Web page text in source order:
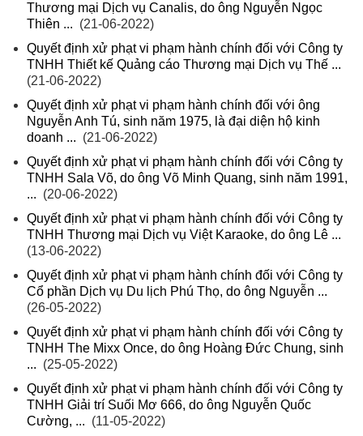
Thương mại Dịch vụ Canalis, do ông Nguyễn Ngọc
Thiên ... (21-06-2022)
Quyết định xử phạt vi phạm hành chính đối với Công ty
TNHH Thiết kế Quảng cáo Thương mại Dịch vụ Thế ...
(21-06-2022)
Quyết định xử phạt vi phạm hành chính đối với ông
Nguyễn Anh Tú, sinh năm 1975, là đại diện hộ kinh
doanh ... (21-06-2022)
Quyết định xử phạt vi phạm hành chính đối với Công ty
TNHH Sala Võ, do ông Võ Minh Quang, sinh năm 1991,
... (20-06-2022)
Quyết định xử phạt vi phạm hành chính đối với Công ty
TNHH Thương mại Dịch vụ Việt Karaoke, do ông Lê ...
(13-06-2022)
Quyết định xử phạt vi phạm hành chính đối với Công ty
Cổ phần Dịch vụ Du lịch Phú Thọ, do ông Nguyễn ...
(26-05-2022)
Quyết định xử phạt vi phạm hành chính đối với Công ty
TNHH The Mixx Once, do ông Hoàng Đức Chung, sinh
... (25-05-2022)
Quyết định xử phạt vi phạm hành chính đối với Công ty
TNHH Giải trí Suối Mơ 666, do ông Nguyễn Quốc
Cường, ... (11-05-2022)